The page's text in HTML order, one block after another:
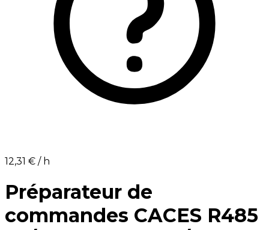
12,31 €⁩ / h
Préparateur de
commandes CACES R485